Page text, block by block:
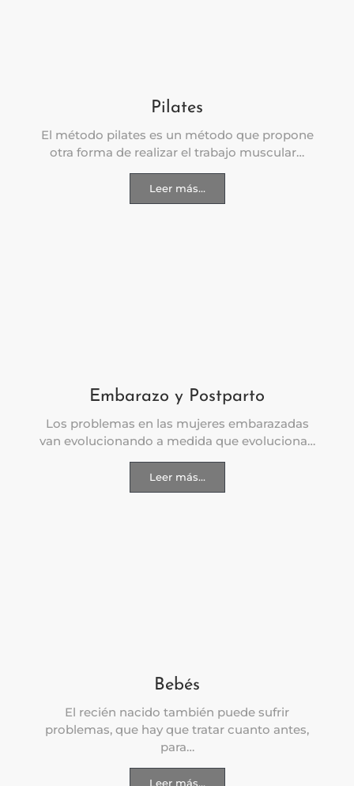
Pilates
El método pilates es un método que propone
otra forma de realizar el trabajo muscular…
Leer más...
Embarazo y Postparto
Los problemas en las mujeres embarazadas
van evolucionando a medida que evoluciona…
Leer más...
Bebés
El recién nacido también puede sufrir
problemas, que hay que tratar cuanto antes,
para…
Leer más...